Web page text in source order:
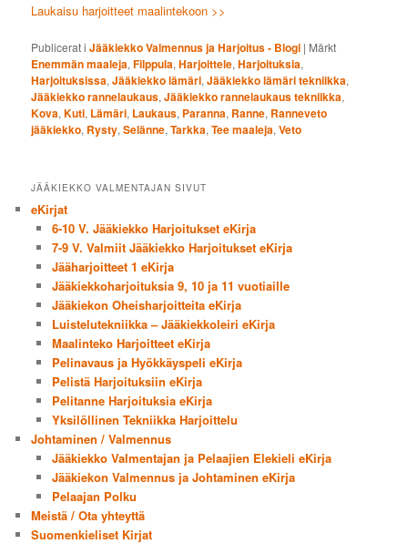
Laukaisu harjoitteet maalintekoon >>
Publicerat i Jääkiekko Valmennus ja Harjoitus - Blogi | Märkt
Enemmän maaleja,Filppula,Harjoittele,Harjoituksia,
Harjoituksissa,Jääkiekko lämäri,Jääkiekko lämäri tekniikka,
Jääkiekko rannelaukaus,Jääkiekko rannelaukaus tekniikka,
Kova,Kuti, Lämäri, Laukaus, Paranna, Ranne, Ranneveto
jääkiekko, Rysty,Selänne,Tarkka,Tee maaleja,Veto
JÄÄKIEKKO VALMENTAJAN SIVUT
eKirjat
6-10 V. Jääkiekko Harjoitukset eKirja
7-9 V. Valmiit Jääkiekko Harjoitukset eKirja
Jääharjoitteet 1 eKirja
Jääkiekkoharjoituksia 9, 10 ja 11 vuotiaille
Jääkiekon Oheisharjoitteita eKirja
Luistelutekniikka – Jääkiekkoleiri eKirja
Maalinteko Harjoitteet eKirja
Pelinavaus ja Hyökkäyspeli eKirja
Pelistä Harjoituksiin eKirja
Pelitanne Harjoituksia eKirja
Yksilöllinen Tekniikka Harjoittelu
Johtaminen / Valmennus
Jääkiekko Valmentajan ja Pelaajien Elekieli eKirja
Jääkiekon Valmennus ja Johtaminen eKirja
Pelaajan Polku
Meistä / Ota yhteyttä
Suomenkieliset Kirjat